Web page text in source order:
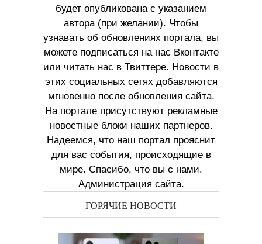
будет опубликована с указанием
автора (при желании). Чтобы
узнавать об обновлениях портала, вы
можете подписаться на нас Вконтакте
или читать нас в Твиттере. Новости в
этих социальных сетях добавляются
мгновенно после обновления сайта.
На портале присутствуют рекламные
новостные блоки наших партнеров.
Надеемся, что наш портал прояснит
для вас события, происходящие в
мире. Спасибо, что вы с нами.
Администрация сайта.
ГОРЯЧИЕ НОВОСТИ